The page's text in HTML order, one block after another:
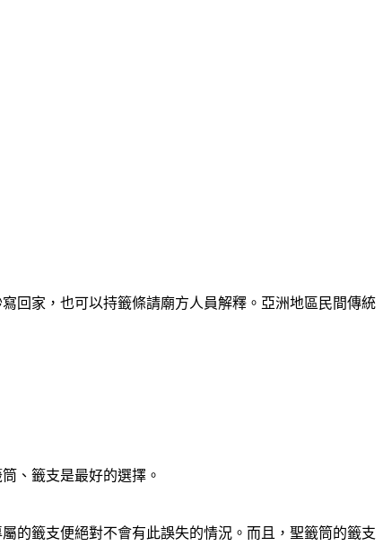
回家，也可以持籤條請廟方人員解釋。亞洲地區民間傳統
、籤支是最好的選擇。
的籤支便絕對不會有此誤失的情況。而且，聖籤筒的籤支